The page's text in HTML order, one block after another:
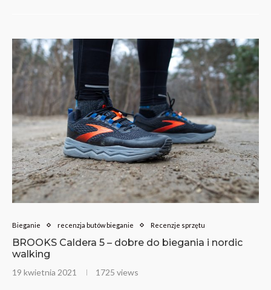
Bieganie recenzja butów bieganie Recenzje sprzętu
BROOKS Caldera 5 – dobre do biegania i nordic
walking
19 kwietnia 2021 1725 views